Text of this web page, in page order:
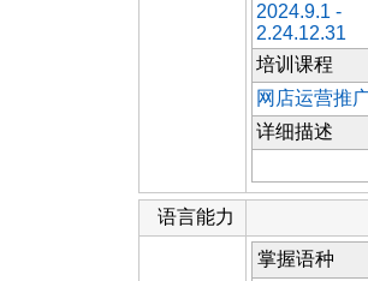
2024.9.1 -
2.24.12.31
培训课程
网店运营推
详细描述
语言能力
掌握语种